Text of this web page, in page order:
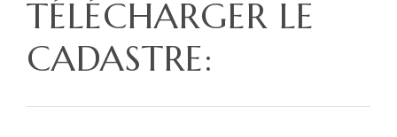
TÉLÉCHARGER LE
CADASTRE: